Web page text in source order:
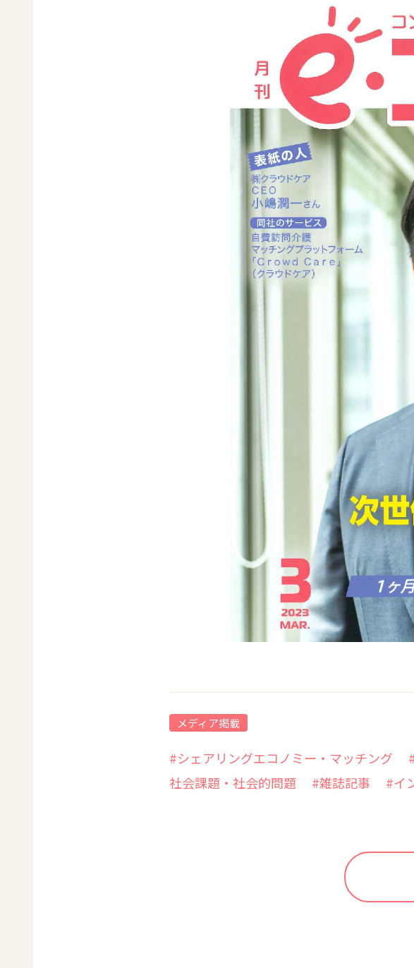
メディア掲載
#シェアリングエコノミー・マッチング
社会課題・社会的問題
#雑誌記事 #イ